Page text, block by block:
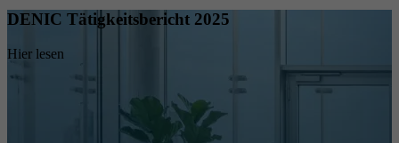
DENIC Tätigkeitsbericht 2025
Hier lesen